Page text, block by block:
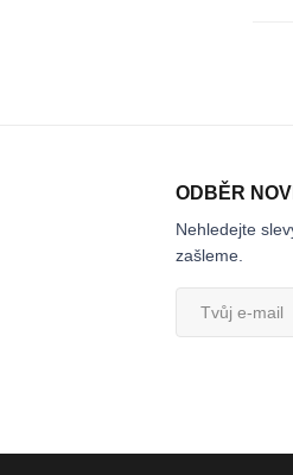
ODBĚR
Nehledejte
zašleme.